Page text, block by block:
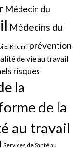
Médecin du
Médecins du
El Khomri prévention
de vie au travail
risques
la
de la
au travail
Services de Santé au